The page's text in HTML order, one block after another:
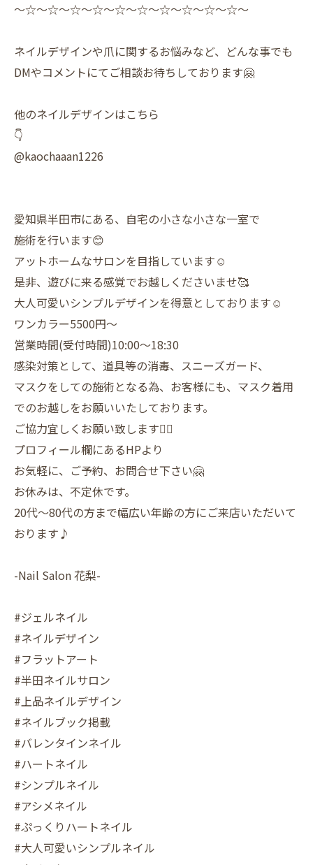
〜☆〜☆〜☆〜☆〜☆〜☆〜☆〜☆〜☆〜☆〜
ネイルデザインや爪に関するお悩みなど、どんな事でも
DMやコメントにてご相談お待ちしております🤗
他のネイルデザインはこちら
👇
@kaochaaan1226
愛知県半田市にある、自宅の小さな小さな一室で
施術を行います😊
アットホームなサロンを目指しています☺️
是非、遊びに来る感覚でお越しくださいませ🥰
大人可愛いシンプルデザインを得意としております☺️
ワンカラー5500円〜
営業時間(受付時間)10:00〜18:30
感染対策として、道具等の消毒、スニーズガード、
マスクをしての施術となる為、お客様にも、マスク着用
でのお越しをお願いいたしております。
ご協力宜しくお願い致します🙇‍♀️
プロフィール欄にあるHPより
お気軽に、ご予約、お問合せ下さい🤗
お休みは、不定休です。
20代〜80代の方まで幅広い年齢の方にご来店いただいて
おります♪
-Nail Salon 花梨-
#ジェルネイル
#ネイルデザイン
#フラットアート
#半田ネイルサロン
#上品ネイルデザイン
#ネイルブック掲載
#バレンタインネイル
#ハートネイル
#シンプルネイル
#アシメネイル
#ぷっくりハートネイル
#大人可愛いシンプルネイル